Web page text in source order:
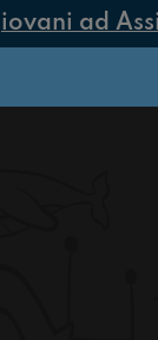
ad